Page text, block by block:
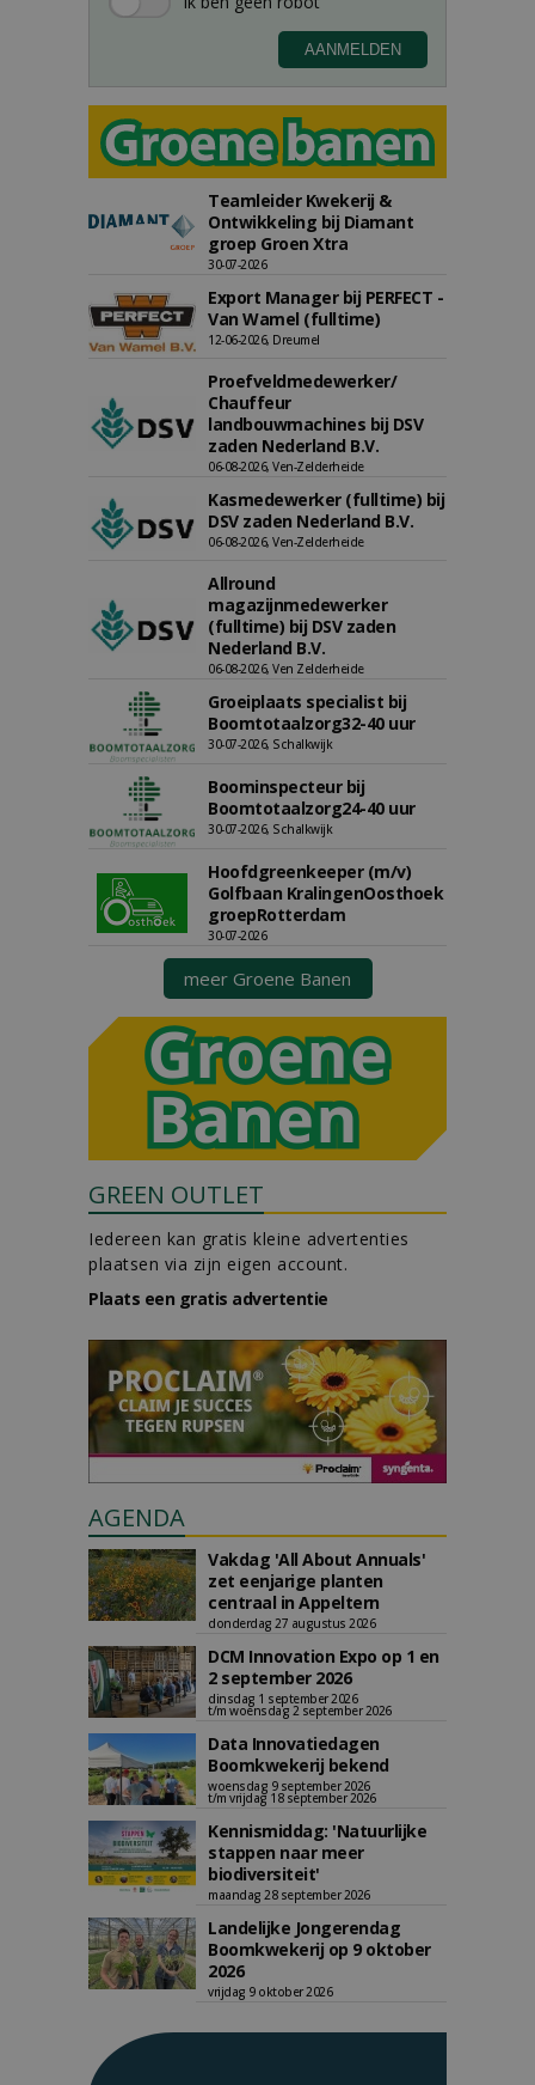
Teamleider Kwekerij &
Ontwikkeling bij Diamant
groep Groen Xtra
30-07-2026
Export Manager bij PERFECT -
Van Wamel (fulltime)
12-06-2026, Dreumel
Proefveldmedewerker/
Chauffeur
landbouwmachines bij DSV
zaden Nederland B.V.
06-08-2026, Ven-Zelderheide
Kasmedewerker (fulltime) bij
DSV zaden Nederland B.V.
06-08-2026, Ven-Zelderheide
Allround
magazijnmedewerker
(fulltime) bij DSV zaden
Nederland B.V.
06-08-2026, Ven Zelderheide
Groeiplaats specialist bij
Boomtotaalzorg32-40 uur
30-07-2026, Schalkwijk
Boominspecteur bij
Boomtotaalzorg24-40 uur
30-07-2026, Schalkwijk
Hoofdgreenkeeper (m/v)
Golfbaan KralingenOosthoek
groepRotterdam
30-07-2026
meer Groene Banen
GREEN OUTLET
Iedereen kan gratis kleine advertenties
plaatsen via zijn eigen account.
Plaats een gratis advertentie
AGENDA
Vakdag 'All About Annuals'
zet eenjarige planten
centraal in Appeltern
donderdag 27 augustus 2026
DCM Innovation Expo op 1 en
2 september 2026
dinsdag 1 september 2026
t/m woensdag 2 september 2026
Data Innovatiedagen
Boomkwekerij bekend
woensdag 9 september 2026
t/m vrijdag 18 september 2026
Kennismiddag: 'Natuurlijke
stappen naar meer
biodiversiteit'
maandag 28 september 2026
Landelijke Jongerendag
Boomkwekerij op 9 oktober
2026
vrijdag 9 oktober 2026